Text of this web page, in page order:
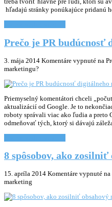
hľadajú stránky ponúkajúce pridanú
Prečo je PR budúcnosť
3. mája 2014 Komentáre vypnuté na
marketingu?
Priemyselný komentátori chceli
aktualizácií od Google. Je to
roboty správali viac ako ľudia a preto
odmeňovať tých, ktorý si dávajú
8 spôsobov, ako
15. apríla 2014 Komentáre vypnuté
marketing